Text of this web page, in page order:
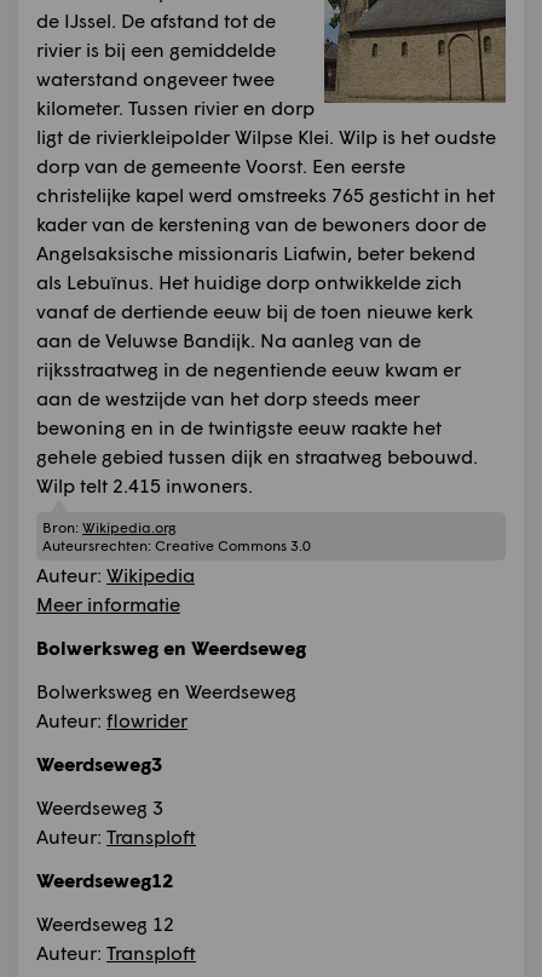
de IJssel. De afstand tot de
rivier is bij een gemiddelde
waterstand ongeveer twee
kilometer. Tussen rivier en dorp
ligt de rivierkleipolder Wilpse Klei. Wilp is het oudste
dorp van de gemeente Voorst. Een eerste
christelijke kapel werd omstreeks 765 gesticht in het
kader van de kerstening van de bewoners door de
Angelsaksische missionaris Liafwin, beter bekend
als Lebuïnus. Het huidige dorp ontwikkelde zich
vanaf de dertiende eeuw bij de toen nieuwe kerk
aan de Veluwse Bandijk. Na aanleg van de
rijksstraatweg in de negentiende eeuw kwam er
aan de westzijde van het dorp steeds meer
bewoning en in de twintigste eeuw raakte het
gehele gebied tussen dijk en straatweg bebouwd.
Wilp telt 2.415 inwoners.
Bron: Wikipedia.org
Auteursrechten: Creative Commons 3.0
Auteur: Wikipedia
Meer informatie
Bolwerksweg en Weerdseweg
Bolwerksweg en Weerdseweg
Auteur: flowrider
Weerdseweg3
Weerdseweg 3
Auteur: Transploft
Weerdseweg12
Weerdseweg 12
Auteur: Transploft